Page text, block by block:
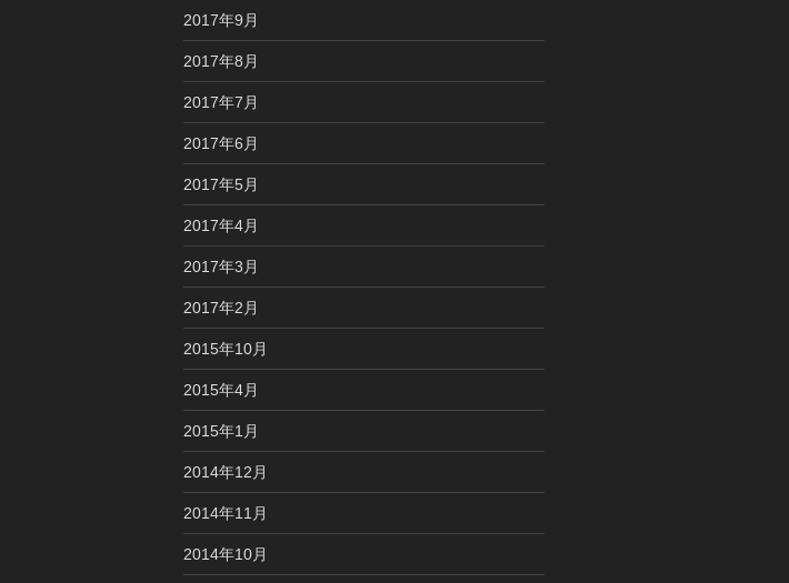
2017年9月
2017年8月
2017年7月
2017年6月
2017年5月
2017年4月
2017年3月
2017年2月
2015年10月
2015年4月
2015年1月
2014年12月
2014年11月
2014年10月